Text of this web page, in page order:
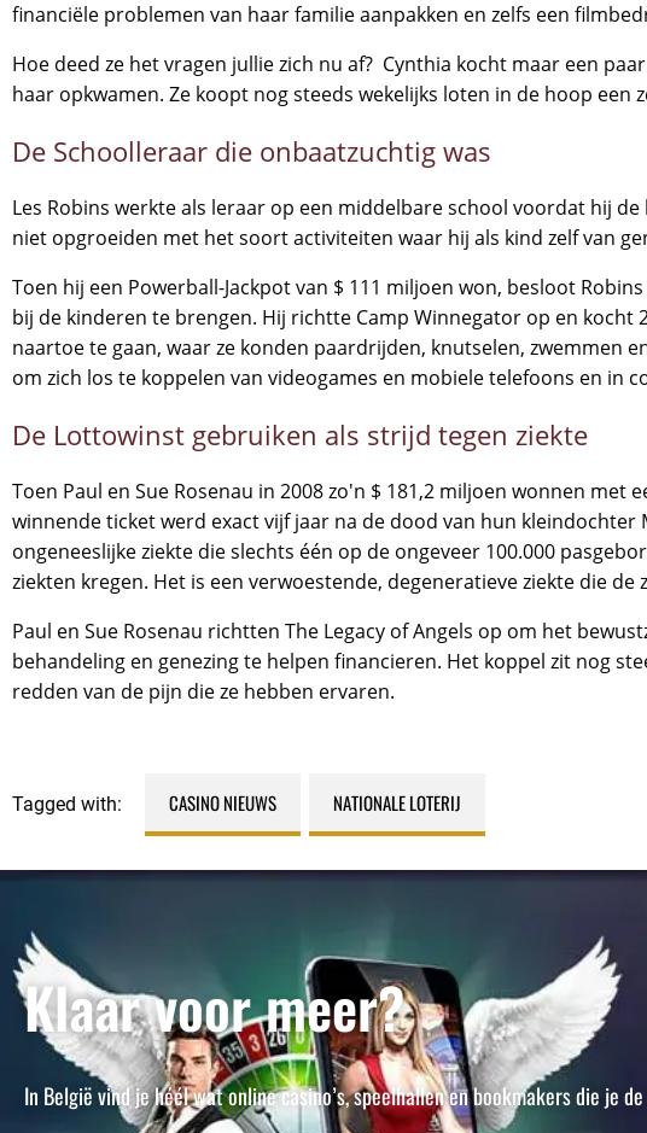
financiële problemen van haar familie aanpakken en zelfs een
Hoe deed ze het vragen jullie zich nu af? Cynthia kocht maar een
haar opkwamen. Ze koopt nog steeds wekelijks loten in de hoop een
De Schoolleraar die onbaatzuchtig was
Les Robins werkte als leraar op een middelbare school voordat hij
niet opgroeiden met het soort activiteiten waar hij als kind zelf van
Toen hij een Powerball-Jackpot van $ 111 miljoen won, besloot
bij de kinderen te brengen. Hij richtte Camp Winnegator op en
naartoe te gaan, waar ze konden paardrijden, knutselen, zwemmen
om zich los te koppelen van videogames en mobiele telefoons en in
De Lottowinst gebruiken als strijd tegen ziekte
Toen Paul en Sue Rosenau in 2008 zo'n $ 181,2 miljoen wonnen
winnende ticket werd exact vijf jaar na de dood van hun kleindochter
ongeneeslijke ziekte die slechts één op de ongeveer 100.000
ziekten kregen. Het is een verwoestende, degeneratieve ziekte die
Paul en Sue Rosenau richtten The Legacy of Angels op om het
behandeling en genezing te helpen financieren. Het koppel zit nog
redden van de pijn die ze hebben ervaren.
Tagged with: CASINO NIEUWS NATIONALE LOTERIJ
Klaar voor meer?
In België vind je héél wat online casino’s, speelhallen en bookmakers die je